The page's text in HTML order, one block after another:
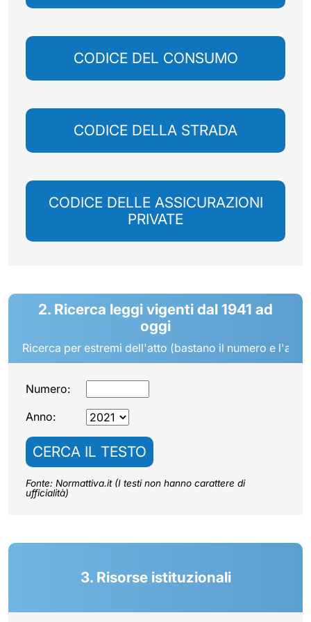
CODICE DEL CONSUMO
CODICE DELLA STRADA
CODICE DELLE ASSICURAZIONI
PRIVATE
2. Ricerca leggi vigenti dal 1941 ad
oggi
Ricerca per estremi dell'atto (bastano il numero e
Numero:
Anno:
CERCA IL TESTO
Fonte: Normattiva.it (I testi non hanno carattere di
ufficialità)
3. Risorse istituzionali